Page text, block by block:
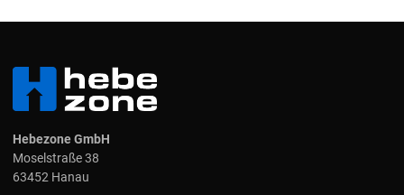
Hebezone GmbH
Moselstraße 38
63452 Hanau